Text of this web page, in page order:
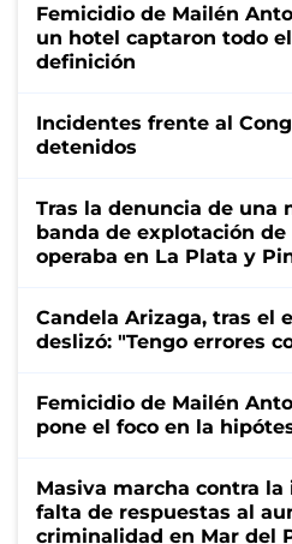
Femicidio de Mailén
un hotel captaron todo
definición
Incidentes frente al
detenidos
Tras la denuncia de una
banda de explotación
operaba en La Plata y
Candela Arizaga, tras el
deslizó: "Tengo errores
Femicidio de Mailén
pone el foco en la
Masiva marcha contra
falta de respuestas al
criminalidad en Mar del